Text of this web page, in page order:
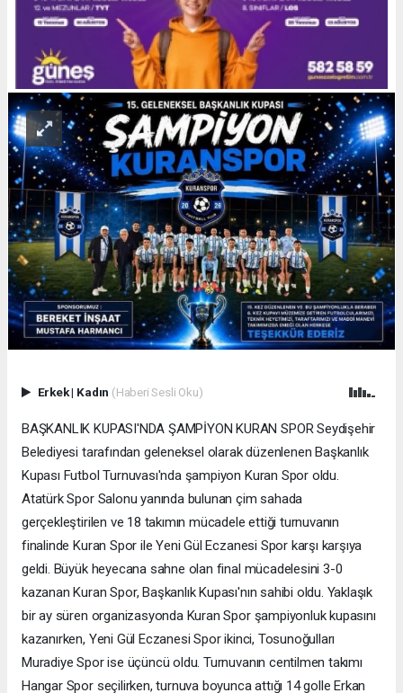
Erkek| Kadın (Haberi Sesli Oku)
BAŞKANLIK KUPASI'NDA ŞAMPİYON KURAN SPOR Seydişehir
Belediyesi tarafından geleneksel olarak düzenlenen Başkanlık
Kupası Futbol Turnuvası'nda şampiyon Kuran Spor oldu.
Atatürk Spor Salonu yanında bulunan çim sahada
gerçekleştirilen ve 18 takımın mücadele ettiği turnuvanın
finalinde Kuran Spor ile Yeni Gül Eczanesi Spor karşı karşıya
geldi. Büyük heyecana sahne olan final mücadelesini 3-0
kazanan Kuran Spor, Başkanlık Kupası'nın sahibi oldu. Yaklaşık
bir ay süren organizasyonda Kuran Spor şampiyonluk kupasını
kazanırken, Yeni Gül Eczanesi Spor ikinci, Tosunoğulları
Muradiye Spor ise üçüncü oldu. Turnuvanın centilmen takımı
Hangar Spor seçilirken, turnuva boyunca attığı 14 golle Erkan